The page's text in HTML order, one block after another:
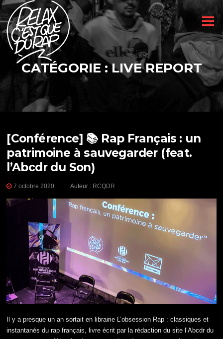
Aller
au
contenu
Menu
CATÉGORIE :LIVE REPORT
[Conférence] 📚 Rap Français : un
patrimoine à sauvegarder (feat.
l’Abcdr du Son)
7 octobre 2020 Auteur : RCQDR
Il y a presque un an sortait en librairie L’obsession Rap : classiques et
instantanés du rap français, livre écrit par la rédaction du site l’Abcdr du